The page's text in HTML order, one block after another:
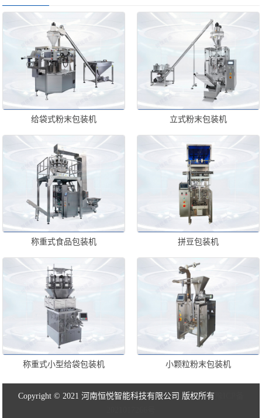
给袋式粉末包装机 立式粉末包装机
称重式食品包装机 拼豆包装机
称重式小型给袋包装机 小颗粒粉末包装机
Copyright © 2021 河南恒悦智能科技有限公司 版权所有